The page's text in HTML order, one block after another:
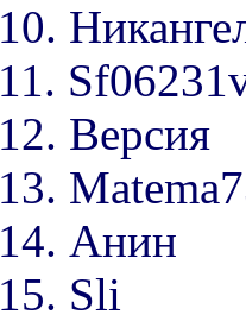
10.
11.
12. Версия
13.
14. Анин
15. Sli